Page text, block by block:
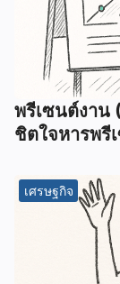
พรีเซนต์งาน
ชิตใจหารพรี
เศรษฐกิจ